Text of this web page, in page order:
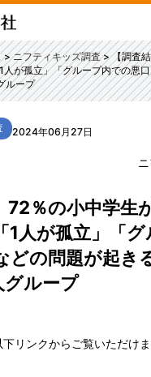
ニフティキッズ調査
【調査
人が孤立」「グループ内での悪
ループ
2024年06月27日
72％の小中学生
1人が孤立」「
どの問題が起き
ループ
リンクからご覧いただけま